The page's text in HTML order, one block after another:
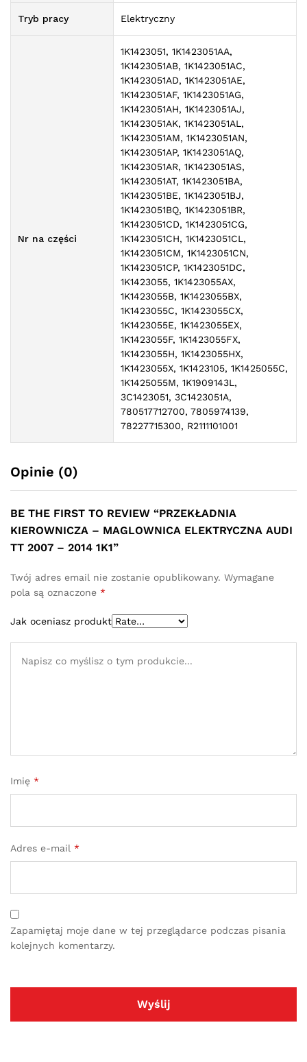
Tryb pracy Elektryczny
Nr na części
1K1423051, 1K1423051AA,
1K1423051AB, 1K1423051AC,
1K1423051AD, 1K1423051AE,
1K1423051AF, 1K1423051AG,
1K1423051AH, 1K1423051AJ,
1K1423051AK, 1K1423051AL,
1K1423051AM, 1K1423051AN,
1K1423051AP, 1K1423051AQ,
1K1423051AR, 1K1423051AS,
1K1423051AT, 1K1423051BA,
1K1423051BE, 1K1423051BJ,
1K1423051BQ, 1K1423051BR,
1K1423051CD, 1K1423051CG,
1K1423051CH, 1K1423051CL,
1K1423051CM, 1K1423051CN,
1K1423051CP, 1K1423051DC,
1K1423055, 1K1423055AX,
1K1423055B, 1K1423055BX,
1K1423055C, 1K1423055CX,
1K1423055E, 1K1423055EX,
1K1423055F, 1K1423055FX,
1K1423055H, 1K1423055HX,
1K1423055X, 1K1423105, 1K1425055C,
1K1425055M, 1K1909143L,
3C1423051, 3C1423051A,
780517712700, 7805974139,
78227715300, R2111101001
Opinie (0)
BE THE FIRST TO REVIEW “PRZEKŁADNIA
KIEROWNICZA – MAGLOWNICA ELEKTRYCZNA AUDI
TT 2007 – 2014 1K1”
Twój adres email nie zostanie opublikowany. Wymagane
pola są oznaczone *
Jak oceniasz produkt
Imię *
Adres e-mail *
Zapamiętaj moje dane w tej przeglądarce podczas pisania
kolejnych komentarzy.